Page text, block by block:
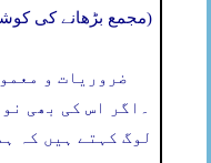
(مجمع بڑھانے کی
ضروریات و
اگر اس کی بھی
لوگ کہتے ہیں کہ